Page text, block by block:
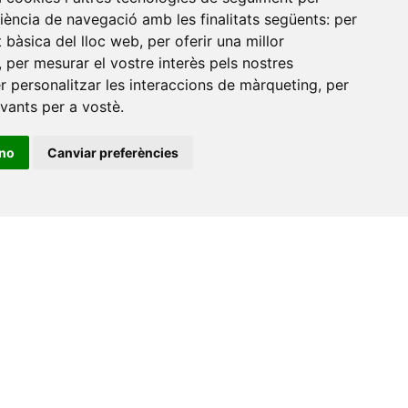
de navegació amb les finalitats següents: per
del lloc web, per oferir una millor
, per mesurar el vostre interès pels nostres
personalitzar les interaccions de màrqueting, per
per a vostè.
Canviar preferències
a
Xarxa Vives d'Universitats
Edifici Àgora
Universitat Jaume I, local 10
Av. de Vicent Sos Baynat, s/n